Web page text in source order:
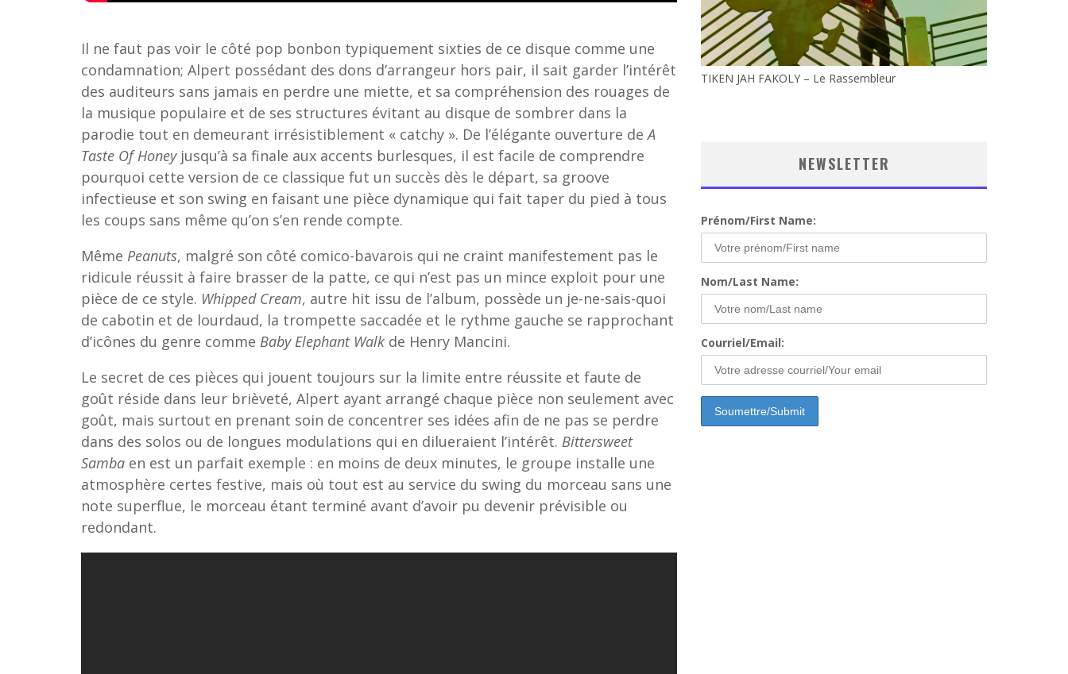
Il ne faut pas voir le côté pop bonbon typiquement sixties de ce disque comme une
condamnation; Alpert possédant des dons d’arrangeur hors pair, il sait garder l’intérêt
des auditeurs sans jamais en perdre une miette, et sa compréhension des rouages de
la musique populaire et de ses structures évitant au disque de sombrer dans la
parodie tout en demeurant irrésistiblement « catchy ». De l’élégante ouverture deA
Taste Of Honeyjusqu’à sa finale aux accents burlesques, il est facile de comprendre
pourquoi cette version de ce classique fut un succès dès le départ, sa groove
infectieuse et son swing en faisant une pièce dynamique qui fait taper du pied à tous
les coups sans même qu’on s’en rende compte.
Même Peanuts, malgré son côté comico-bavarois qui ne craint manifestement pas le
ridicule réussit à faire brasser de la patte, ce qui n’est pas un mince exploit pour une
pièce de ce style. Whipped Cream, autre hit issu de l’album, possède un je-ne-sais-quoi
de cabotin et de lourdaud, la trompette saccadée et le rythme gauche se rapprochant
d’icônes du genre comme Baby Elephant Walk de Henry Mancini.
Le secret de ces pièces qui jouent toujours sur la limite entre réussite et faute de
goût réside dans leur brièveté, Alpert ayant arrangé chaque pièce non seulement avec
goût, mais surtout en prenant soin de concentrer ses idées afin de ne pas se perdre
dans des solos ou de longues modulations qui en dilueraient l’intérêt. Bittersweet
Samba en est un parfait exemple : en moins de deux minutes, le groupe installe une
atmosphère certes festive, mais où tout est au service du swing du morceau sans une
note superflue, le morceau étant terminé avant d’avoir pu devenir prévisible ou
redondant.
TIKEN JAH FAKOLY – Le Rassembleur
NEWSLETTER
Prénom/First Name:
Nom/Last Name:
Courriel/Email: